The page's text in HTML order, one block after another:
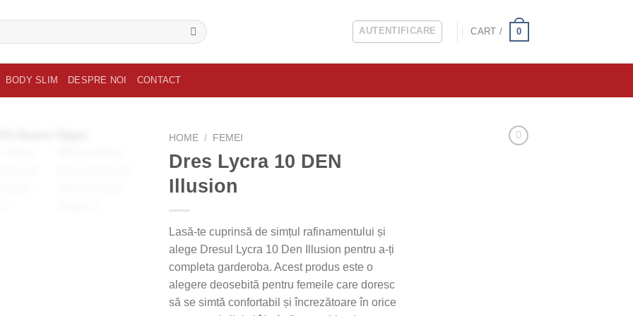
AUTENTIFICARE CART / 0
BODY SLIM DESPRE NOI CONTACT
HOME / FEMEI
Dres Lycra 10 DEN
Illusion
Lasă-te cuprinsă de simțul rafinamentului și
alege Dresul Lycra 10 Den Illusion pentru a-ți
completa garderoba. Acest produs este o
alegere deosebită pentru femeile care doresc
să se simtă confortabil și încrezătoare în orice